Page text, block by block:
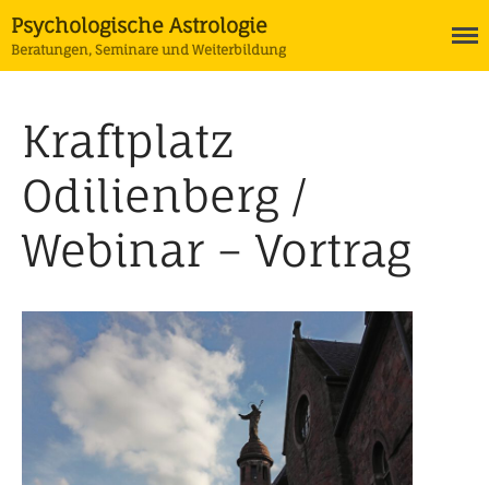
Horoskope
Tarot
Coaching
Psychologische Astrologie
Beratungen, Seminare und Weiterbildung
Kraftplatz
Odilienberg /
Webinar – Vortrag